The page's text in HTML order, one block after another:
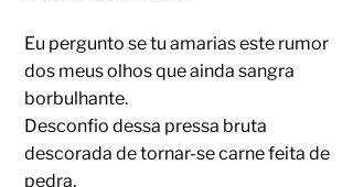
Eu pergunto se tu amarias este rumor
dos meus olhos que ainda sangra
borbulhante.
Desconfio dessa pressa bruta
descorada de tornar-se carne feita de
pedra,